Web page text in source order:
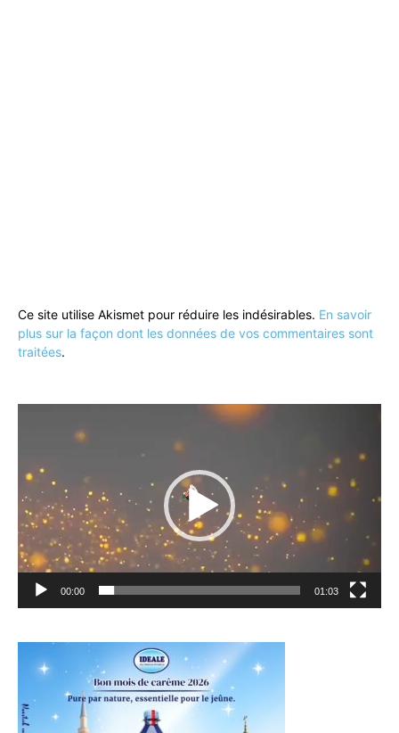
Ce site utilise Akismet pour réduire les indésirables. En savoir
plus sur la façon dont les données de vos commentaires sont
traitées.
00:00 01:03